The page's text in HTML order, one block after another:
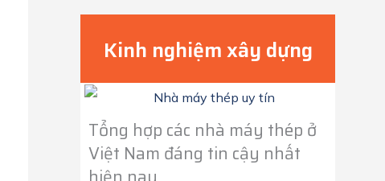
Kinh nghiệm xây dựng
Tổng hợp các nhà máy thép ở
Việt Nam đáng tin cậy nhất